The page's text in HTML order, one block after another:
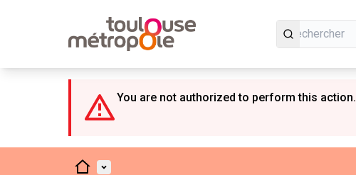
You are not authorized to perform this action.
AccueilMenu principal